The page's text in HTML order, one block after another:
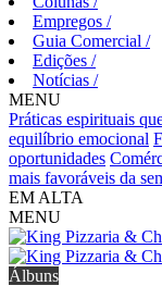
Empregos /
Guia Comercial /
Edições /
Notícias /
MENU
Práticas espirituais
equilíbrio emocional
oportunidades
mais favoráveis da
EM ALTA
MENU
Álbuns